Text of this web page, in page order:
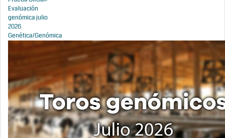
Evaluación
genómica julio
2026
Genética/Genómica